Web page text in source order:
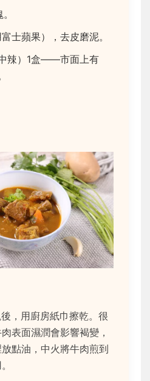
士蘋果），去皮磨泥。
辣）1盒——市面上有
，用廚房紙巾擦乾。很
表面濕潤會影響褐變，
點油，中火將牛肉煎到